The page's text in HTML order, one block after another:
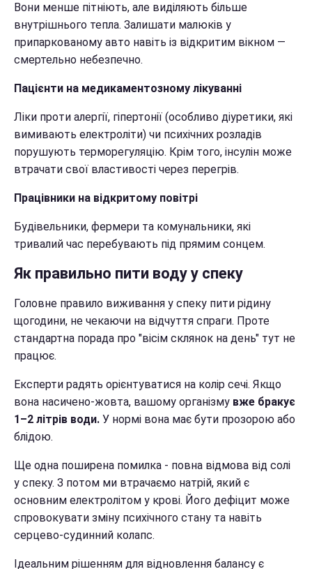
Вони менше пітніють, але виділяють більше
внутрішнього тепла. Залишати малюків у
припаркованому авто навіть із відкритим вікном —
смертельно небезпечно.
Пацієнти на медикаментозному лікуванні
Ліки проти алергії, гіпертонії (особливо діуретики, які
вимивають електроліти) чи психічних розладів
порушують терморегуляцію. Крім того, інсулін може
втрачати свої властивості через перегрів.
Працівники на відкритому повітрі
Будівельники, фермери та комунальники, які
тривалий час перебувають під прямим сонцем.
Як правильно пити воду у спеку
Головне правило виживання у спеку пити рідину
щогодини, не чекаючи на відчуття спраги. Проте
стандартна порада про "вісім склянок на день" тут не
працює.
Експерти радять орієнтуватися на колір сечі. Якщо
вона насичено-жовта, вашому організму вже бракує
1–2 літрів води. У нормі вона має бути прозорою або
блідою.
Ще одна поширена помилка - повна відмова від солі
у спеку. З потом ми втрачаємо натрій, який є
основним електролітом у крові. Його дефіцит може
спровокувати зміну психічного стану та навіть
серцево-судинний колапс.
Ідеальним рішенням для відновлення балансу є